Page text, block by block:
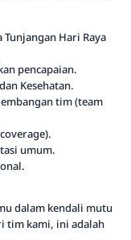
Hari Raya
pencapaian.
Kesehatan.
tim (team
umum.
dalam kendali mutu
tim kami, ini adalah